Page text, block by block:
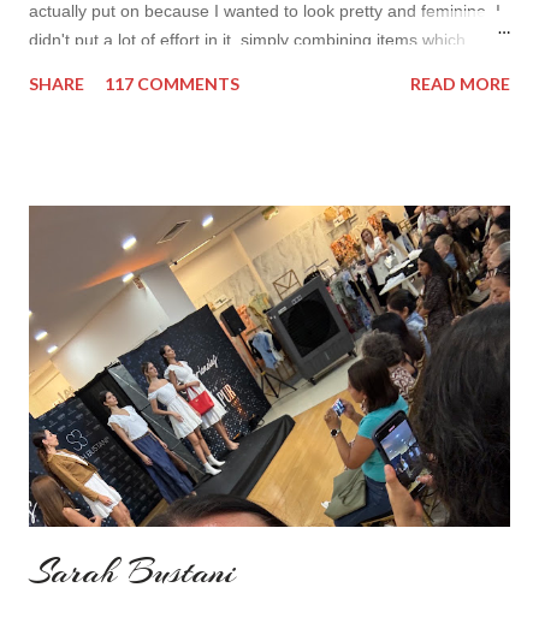
actually put on because I wanted to look pretty and feminine. I
didn't put a lot of effort in it, simply combining items which
do I feel special. I can't help but add also a funny picture of me
because it's Friday after all! I was wearing: Mango red coat
Topshop bag Alba boots not branded skirt, top and scarf
headband c/o Frontrowshop Have a nice day, Lyosha
SHARE 117 COMMENTS READ MORE
Sarah Bustani